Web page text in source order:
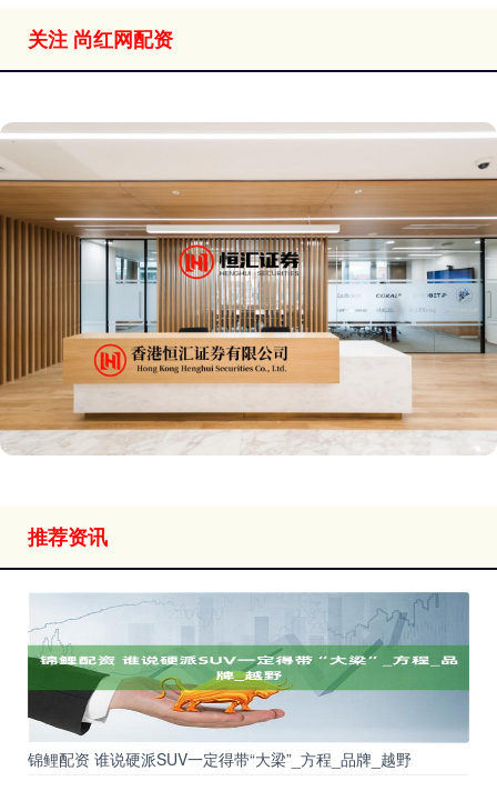
关注 尚红网配资
推荐资讯
锦鲤配资 谁说硬派SUV一定得带“大梁”_方程_品牌_越野